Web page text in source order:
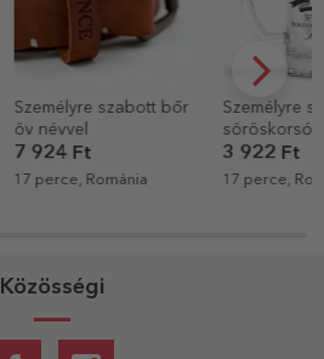
Személyre szabott bőr
öv névvel
7 924 Ft
17 perce, Románia
Személyre
söröskorsó
Royalty
3 922 Ft
17 perce,
Közösségi